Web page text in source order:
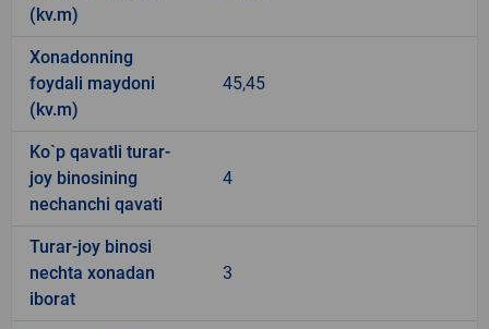
(kv.m)
Xonadonning
foydali maydoni
(kv.m)
45,45
Ko`p qavatli turar-
joy binosining
nechanchi qavati
4
Turar-joy binosi
nechta xonadan
iborat
3